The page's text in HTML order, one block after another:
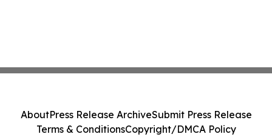
AboutPress Release ArchiveSubmit Press Release
Terms & ConditionsCopyright/DMCA Policy